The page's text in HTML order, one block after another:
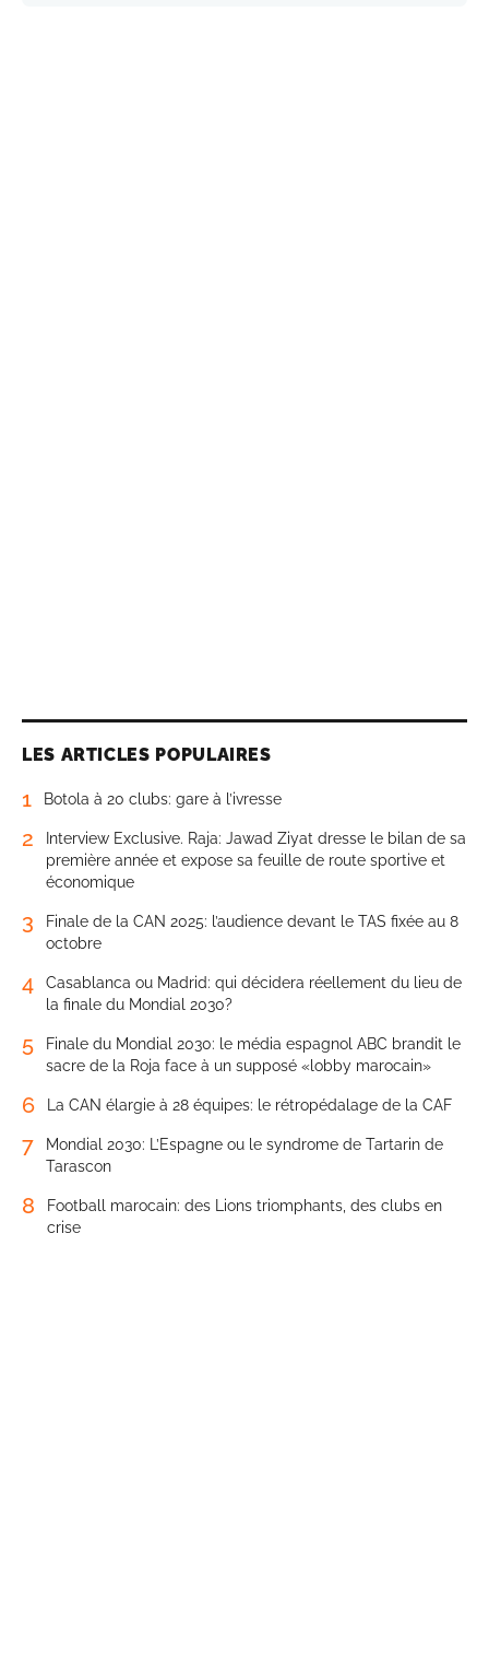
LES ARTICLES POPULAIRES
1 Botola à 20 clubs: gare à l’ivresse
2
Interview Exclusive. Raja: Jawad Ziyat dresse le bilan de sa
première année et expose sa feuille de route sportive et
économique
3
Finale de la CAN 2025: l’audience devant le TAS fixée au 8
octobre
4
Casablanca ou Madrid: qui décidera réellement du lieu de
la finale du Mondial 2030?
5
Finale du Mondial 2030: le média espagnol ABC brandit le
sacre de la Roja face à un supposé «lobby marocain»
6 La CAN élargie à 28 équipes: le rétropédalage de la CAF
7
Mondial 2030: L’Espagne ou le syndrome de Tartarin de
Tarascon
8
Football marocain: des Lions triomphants, des clubs en
crise